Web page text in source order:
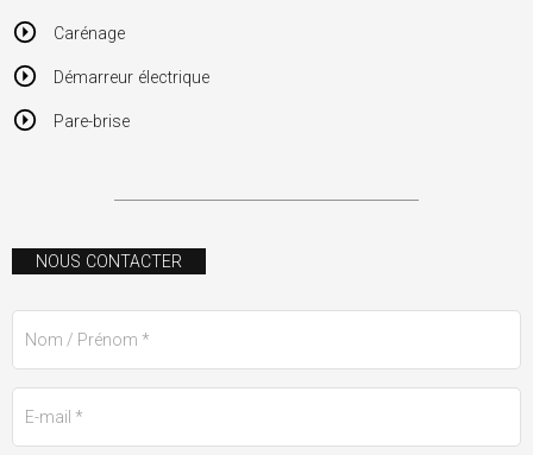
Carénage
Démarreur électrique
Pare-brise
NOUS CONTACTER